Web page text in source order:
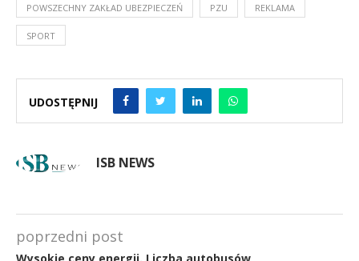
POWSZECHNY ZAKŁAD UBEZPIECZEŃ PZU REKLAMA
SPORT
UDOSTĘPNIJ
ISB NEWS
poprzedni post
Wysokie ceny energii. Liczba autobusów